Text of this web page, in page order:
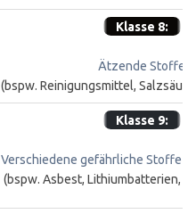
Klasse 8:
Ätzende Stoffe
(bspw. Reinigungsmittel,
Klasse 9:
Verschiedene gefährliche Stoffe
(bspw. Asbest, Lithiumbatterien,